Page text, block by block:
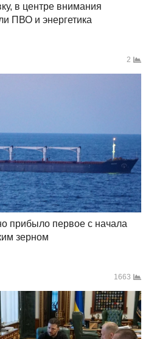
в центре внимания
ПВО и энергетика
2
прибыло первое с начала
зерном
1663